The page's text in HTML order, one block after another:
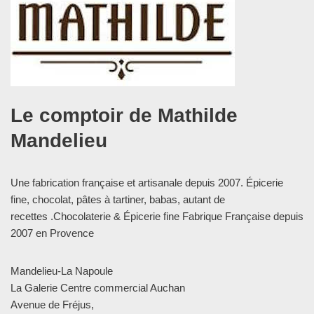
Le comptoir de Mathilde
Mandelieu
Une fabrication française et artisanale depuis 2007. Épicerie
fine, chocolat, pâtes à tartiner, babas, autant de
recettes .Chocolaterie & Épicerie fine Fabrique Française depuis
2007 en Provence
Mandelieu-La Napoule
La Galerie Centre commercial Auchan
Avenue de Fréjus,